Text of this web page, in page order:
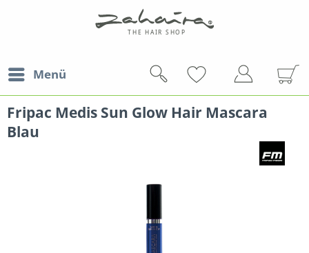
Menü
Fripac Medis Sun Glow Hair Mascara
Blau